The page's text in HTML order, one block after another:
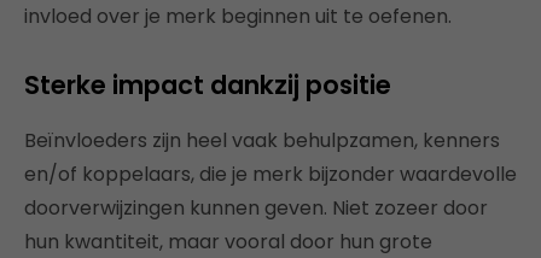
invloed over je merk beginnen uit te oefenen.
Sterke impact dankzij positie
Beïnvloeders zijn heel vaak behulpzamen, kenners
en/of koppelaars, die je merk bijzonder waardevolle
doorverwijzingen kunnen geven. Niet zozeer door
hun kwantiteit, maar vooral door hun grote